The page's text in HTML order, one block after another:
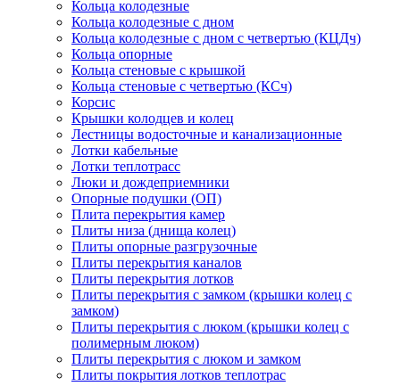
Кольца колодезные
Кольца колодезные с дном
Кольца колодезные с дном с четвертью (КЦДч)
Кольца опорные
Кольца стеновые с крышкой
Кольца стеновые с четвертью (КСч)
Корсис
Крышки колодцев и колец
Лестницы водосточные и канализационные
Лотки кабельные
Лотки теплотрасс
Люки и дождеприемники
Опорные подушки (ОП)
Плита перекрытия камер
Плиты низа (днища колец)
Плиты опорные разгрузочные
Плиты перекрытия каналов
Плиты перекрытия лотков
Плиты перекрытия с замком (крышки колец с
замком)
Плиты перекрытия с люком (крышки колец с
полимерным люком)
Плиты перекрытия с люком и замком
Плиты покрытия лотков теплотрас